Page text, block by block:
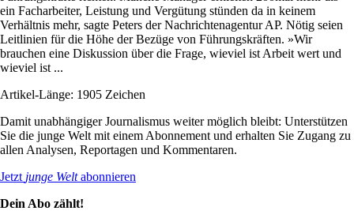
ein Facharbeiter, Leistung und Vergütung stünden da in keinem
Verhältnis mehr, sagte Peters der Nachrichtenagentur AP. Nötig seien
Leitlinien für die Höhe der Bezüge von Führungskräften. »Wir
brauchen eine Diskussion über die Frage, wieviel ist Arbeit wert und
wieviel ist ...
Artikel-Länge: 1905 Zeichen
Damit unabhängiger Journalismus weiter möglich bleibt: Unterstützen
Sie die junge Welt mit einem Abonnement und erhalten Sie Zugang zu
allen Analysen, Reportagen und Kommentaren.
Jetzt junge Weltabonnieren
Dein Abo zählt!